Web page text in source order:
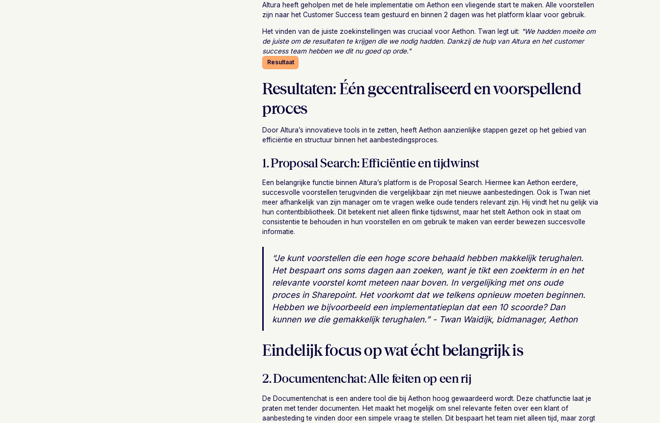
Altura heeft geholpen met de hele implementatie om Aethon een vliegende start te maken. Alle voorstellen
zijn naar het Customer Success team gestuurd en binnen 2 dagen was het platform klaar voor gebruik.
Het vinden van de juiste zoekinstellingen was cruciaal voor Aethon. Twan legt uit: "We hadden moeite om
de juiste om de resultaten te krijgen die we nodig hadden. Dankzij de hulp van Altura en het customer
success team hebben we dit nu goed op orde."
Resultaat
Resultaten: Één gecentraliseerd en voorspellend
proces
Door Altura’s innovatieve tools in te zetten, heeft Aethon aanzienlijke stappen gezet op het gebied van
efficiëntie en structuur binnen het aanbestedingsproces.
1. Proposal Search: Efficiëntie en tijdwinst
Een belangrijke functie binnen Altura’s platform is de Proposal Search. Hiermee kan Aethon eerdere,
succesvolle voorstellen terugvinden die vergelijkbaar zijn met nieuwe aanbestedingen. Ook is Twan niet
meer afhankelijk van zijn manager om te vragen welke oude tenders relevant zijn. Hij vindt het nu gelijk via
hun contentbibliotheek. Dit betekent niet alleen flinke tijdswinst, maar het stelt Aethon ook in staat om
consistentie te behouden in hun voorstellen en om gebruik te maken van eerder bewezen succesvolle
informatie.
“Je kunt voorstellen die een hoge score behaald hebben makkelijk terughalen.
Het bespaart ons soms dagen aan zoeken, want je tikt een zoekterm in en het
relevante voorstel komt meteen naar boven. In vergelijking met ons oude
proces in Sharepoint. Het voorkomt dat we telkens opnieuw moeten beginnen.
Hebben we bijvoorbeeld een implementatieplan dat een 10 scoorde? Dan
kunnen we die gemakkelijk terughalen.” - Twan Waidijk, bidmanager, Aethon
Eindelijk focus op wat écht belangrijk is
2. Documentenchat: Alle feiten op een rij
De Documentenchat is een andere tool die bij Aethon hoog gewaardeerd wordt. Deze chatfunctie laat je
praten met tender documenten. Het maakt het mogelijk om snel relevante feiten over een klant of
aanbesteding te vinden door een simpele vraag te stellen. Dit bespaart het team niet alleen tijd, maar zorgt